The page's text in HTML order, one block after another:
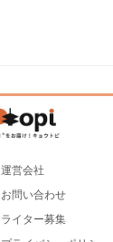
運営会社
お問い合わせ
ライター募集